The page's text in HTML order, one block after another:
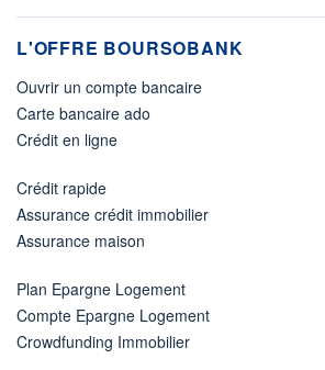
L'OFFRE BOURSOBANK
Ouvrir un compte bancaire
Carte bancaire ado
Crédit en ligne
Crédit rapide
Assurance crédit immobilier
Assurance maison
Plan Epargne Logement
Compte Epargne Logement
Crowdfunding Immobilier